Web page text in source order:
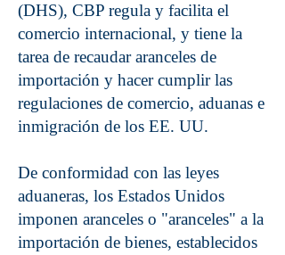
(DHS), CBP regula y facilita el
comercio internacional, y tiene la
tarea de recaudar aranceles de
importación y hacer cumplir las
regulaciones de comercio, aduanas e
inmigración de los EE. UU.
De conformidad con las leyes
aduaneras, los Estados Unidos
imponen aranceles o "aranceles" a la
importación de bienes, establecidos